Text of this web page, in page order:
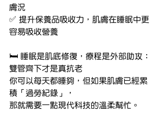
膚況
✅ 提升保養品吸收力，肌膚在睡眠中更
容易吸收營養
🛏️ 睡眠是肌底修復，療程是外部助攻：
雙管齊下才是真抗老
你可以每天都睡夠，但如果肌膚已經累
積「過勞紀錄」，
那就需要一點現代科技的溫柔幫忙。